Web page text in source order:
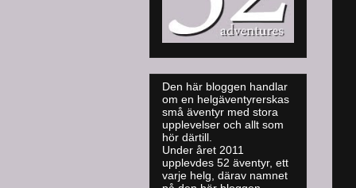
Den här bloggen handlar
om en helgäventyrerskas
små äventyr med stora
upplevelser och allt som
hör därtill.
Under året 2011
upplevdes 52 äventyr, ett
varje helg, därav namnet